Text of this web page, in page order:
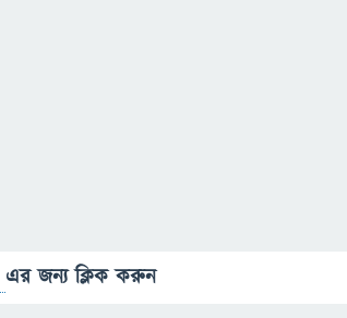
এর জন্য ক্লিক করুন